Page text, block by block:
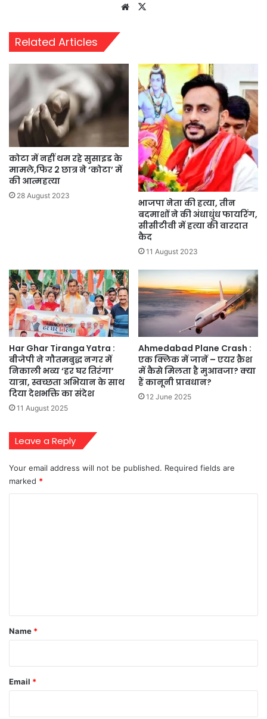
Website
Related Articles
कोटा में नहीं थम रहे सुसाइड के
मामले,फिर 2 छात्र ने ‘कोटा’ में
की आत्महत्या
28 August 2023
भाजपा नेता की हत्या, तीन
बदमाशों ने की अंधाधुंध फायरिंग,
सीसीटीवी में हत्या की वारदात
कैद
11 August 2023
Har Ghar Tiranga Yatra :
बीजेपी ने गौतमबुद्ध नगर में
निकाली भव्य ‘हर घर तिरंगा’
यात्रा, स्वच्छता अभियान के साथ
दिया देशभक्ति का संदेश
11 August 2025
Ahmedabad Plane Crash :
एक क्लिक में जानें – एयर क्रैश
में कैसे मिलता है मुआवजा? क्या
हैं कानूनी प्रावधान?
12 June 2025
Leave a Reply
Your email address will not be published. Required fields are
marked *
*
Name *
Email *